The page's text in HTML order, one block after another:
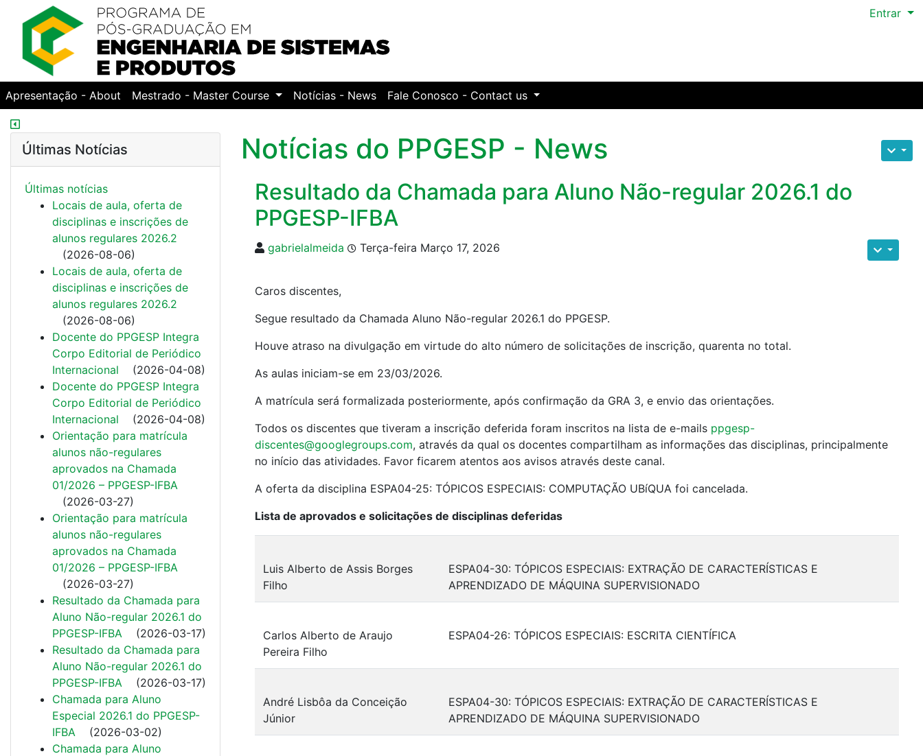
Entrar
Apresentação - About Mestrado - Master Course Notícias - News Fale Conosco - Contact us
Notícias do PPGESP - News
Resultado da Chamada para Aluno Não-regular 2026.1 do
PPGESP-IFBA
gabrielalmeida Terça-feira Março 17, 2026
Caros discentes,
Segue resultado da Chamada Aluno Não-regular 2026.1 do PPGESP.
Houve atraso na divulgação em virtude do alto número de solicitações de inscrição, quarenta no total.
As aulas iniciam-se em 23/03/2026.
A matrícula será formalizada posteriormente, após confirmação da GRA 3, e envio das orientações.
Todos os discentes que tiveram a inscrição deferida foram inscritos na lista de e-mails ppgesp-
discentes@googlegroups.com, através da qual os docentes compartilham as informações das disciplinas, principalmente
no início das atividades. Favor ficarem atentos aos avisos através deste canal.
A oferta da disciplina ESPA04-25: TÓPICOS ESPECIAIS: COMPUTAÇÃO UBíQUA foi cancelada.
Lista de aprovados e solicitações de disciplinas deferidas
Luis Alberto de Assis Borges
Filho
ESPA04-30: TÓPICOS ESPECIAIS: EXTRAÇÃO DE CARACTERÍSTICAS E
APRENDIZADO DE MÁQUINA SUPERVISIONADO
Carlos Alberto de Araujo
Pereira Filho
ESPA04-26: TÓPICOS ESPECIAIS: ESCRITA CIENTÍFICA
André Lisbôa da Conceição
Júnior
ESPA04-30: TÓPICOS ESPECIAIS: EXTRAÇÃO DE CARACTERÍSTICAS E
APRENDIZADO DE MÁQUINA SUPERVISIONADO
Últimas Notícias
Últimas notí­cias
Locais de aula, oferta de
disciplinas e inscrições de
alunos regulares 2026.2
(2026-08-06)
Locais de aula, oferta de
disciplinas e inscrições de
alunos regulares 2026.2
(2026-08-06)
Docente do PPGESP Integra
Corpo Editorial de Periódico
Internacional
(2026-04-08)
Docente do PPGESP Integra
Corpo Editorial de Periódico
Internacional
(2026-04-08)
Orientação para matrícula
alunos não-regulares
aprovados na Chamada
01/2026 – PPGESP-IFBA
(2026-03-27)
Orientação para matrícula
alunos não-regulares
aprovados na Chamada
01/2026 – PPGESP-IFBA
(2026-03-27)
Resultado da Chamada para
Aluno Não-regular 2026.1 do
PPGESP-IFBA (2026-03-17)
Resultado da Chamada para
Aluno Não-regular 2026.1 do
PPGESP-IFBA (2026-03-17)
Chamada para Aluno
Especial 2026.1 do PPGESP-
IFBA (2026-03-02)
Chamada para Aluno